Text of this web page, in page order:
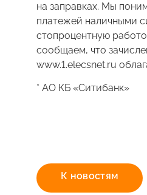
на заправках. Мы
платежей наличными
стопроцентную
сообщаем, что
www.1.elecsnet.ru
* АО КБ «Ситибанк»
К новостям